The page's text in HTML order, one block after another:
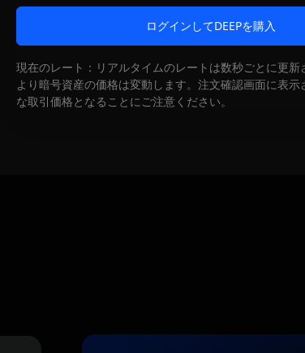
ログインしてDEEPを購入
現在のレート：リアルタイムのレートは数秒ごとに更新
より暗号資産の価格は変動します。注文確認画面に表示
な取引価格となることにご注意ください。